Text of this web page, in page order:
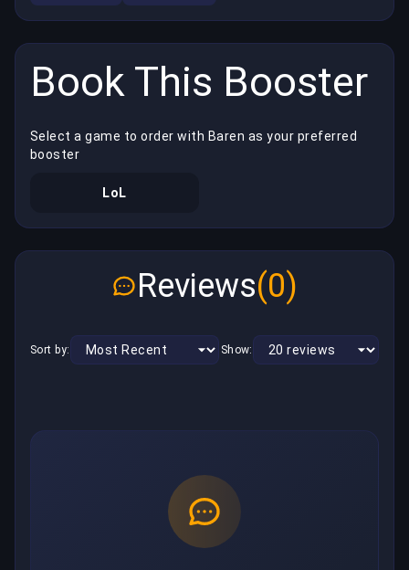
Book This Booster
Select a game to order with Baren as your preferred
booster
LoL
Reviews(0)
Sort by: Show: